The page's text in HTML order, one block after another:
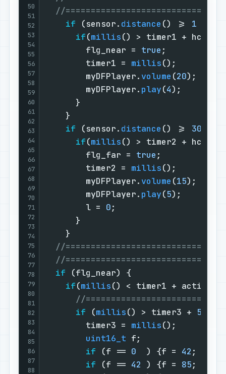
50
51
52
53
54
55
56
57
58
59
60
61
62
63
64
65
66
67
68
69
70
71
72
73
74
75
76
77
78
79
80
81
82
83
84
85
86
87
88
//
if (sensor. distance () >= 1
if(millis() > timer1 +
        flg_near =
true
        timer1 =
millis
        myDFPlayer.
volume (20
        myDFPlayer.
play(4
      }
    }
if (sensor. distance () >= 30
if(millis() > timer2 +
        flg_far =
true
        timer2 =
millis
        myDFPlayer.
volume (15
        myDFPlayer.
play(5
        l =
0
      }
    }
//
//
if
if(millis() <
//
if (millis() > timer3 + 500
        timer3 =
millis
uint16_t
if (f == 0
  ) {f =
42 ; }
if (f == 42 ) {f = 85; }